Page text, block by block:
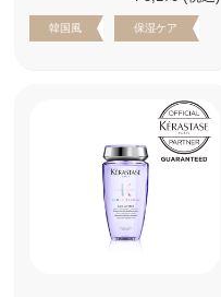
韓国風 保湿ケア